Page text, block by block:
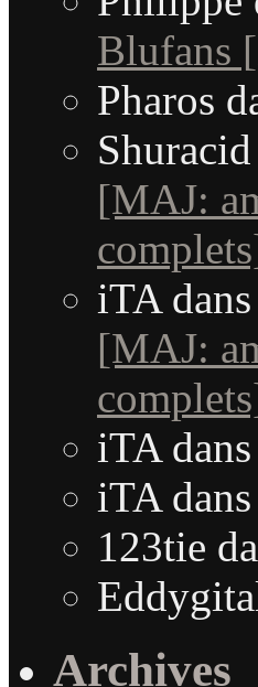
Blufans
Pharos
Shuracid
[MAJ:
iTAdans
[MAJ:
iTAdans
iTAdans
123tie
Archives